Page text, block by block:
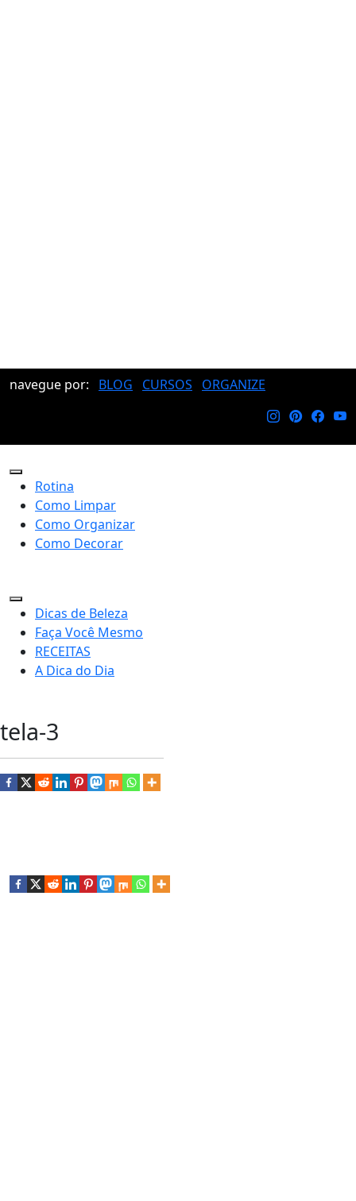
navegue por: BLOG CURSOS ORGANIZE
Rotina
Como Limpar
Como Organizar
Como Decorar
Dicas de Beleza
Faça Você Mesmo
RECEITAS
A Dica do Dia
tela-3